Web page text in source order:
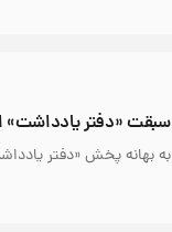
سبقت «دفتر یادداشت»
به بهانه پخش «دفتر